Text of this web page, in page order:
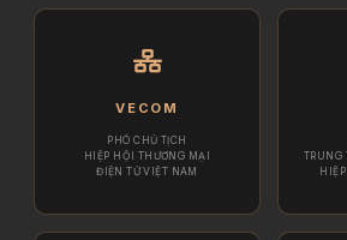
VECOM
PHÓ CHỦ TỊCH
HIỆP HỘI THƯƠNG MẠI
ĐIỆN TỬ VIỆT NAM
TRUNG